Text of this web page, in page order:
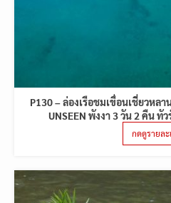
P130 – ล่องเรือชมเขื่อนเชี่ยวหลา
UNSEEN พังงา 3 วัน 2 คืน ทั
กดดูรายละ